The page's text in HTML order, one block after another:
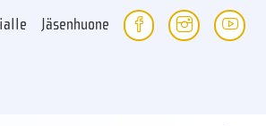
Jäsenhuone